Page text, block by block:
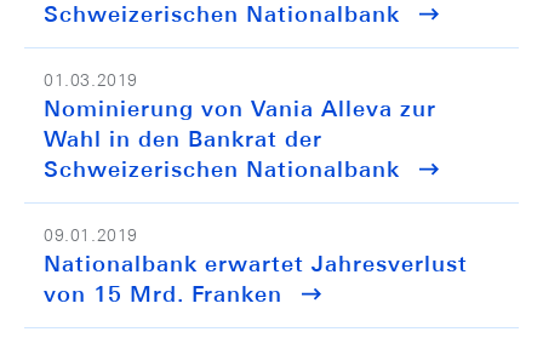
Schweizerischen Nationalbank
01.03.2019
Nominierung von Vania Alleva zur
Wahl in den Bankrat der
Schweizerischen Nationalbank
09.01.2019
Nationalbank erwartet Jahresverlust
von 15 Mrd. Franken